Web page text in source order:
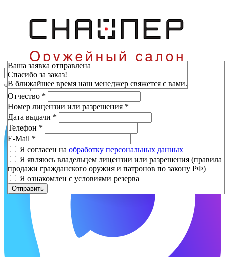
Зарезервировать
Фамилия*
Имя*
Отчество *
Номер лицензии или разрешения *
Дата выдачи *
Телефон *
E-Mail *
Я согласен на обработку персональных данных
Я являюсь владельцем лицензии или разрешения (правила
продажи гражданского оружия и патронов по закону РФ)
Я ознакомлен с условиями резерва
Отправить
Ваша заявка отправлена
Спасибо за заказ!
В ближайшее время наш менеджер свяжется с вами.